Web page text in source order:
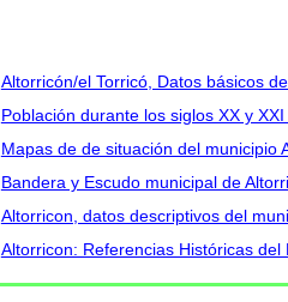
Altorricón/el Torricó, Datos básicos
Población durante los siglos XX y
Mapas de de situación del municipio
Bandera y Escudo municipal de
Altorricon, datos descriptivos del
Altorricon: Referencias Históricas del